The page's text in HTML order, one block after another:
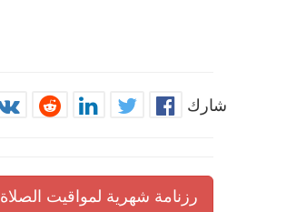
شارك
رزنامة شهرية لمواقيت الصلاة